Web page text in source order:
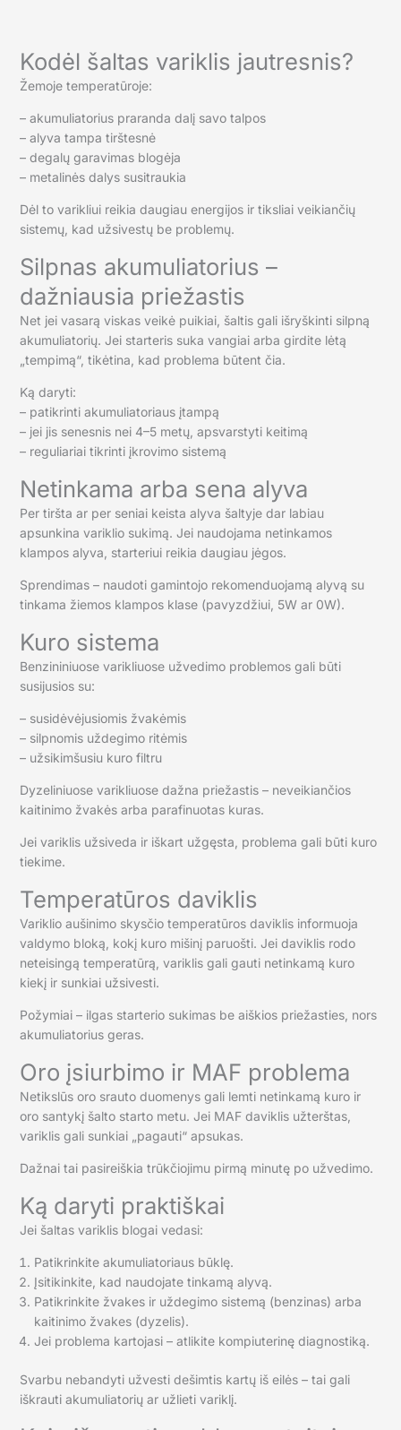
Kodėl šaltas variklis jautresnis?
Žemoje temperatūroje:
– akumuliatorius praranda dalį savo talpos
– alyva tampa tirštesnė
– degalų garavimas blogėja
– metalinės dalys susitraukia
Dėl to varikliui reikia daugiau energijos ir tiksliai veikiančių
sistemų, kad užsivestų be problemų.
Silpnas akumuliatorius –
dažniausia priežastis
Net jei vasarą viskas veikė puikiai, šaltis gali išryškinti silpną
akumuliatorių. Jei starteris suka vangiai arba girdite lėtą
„tempimą“, tikėtina, kad problema būtent čia.
Ką daryti:
– patikrinti akumuliatoriaus įtampą
– jei jis senesnis nei 4–5 metų, apsvarstyti keitimą
– reguliariai tikrinti įkrovimo sistemą
Netinkama arba sena alyva
Per tiršta ar per seniai keista alyva šaltyje dar labiau
apsunkina variklio sukimą. Jei naudojama netinkamos
klampos alyva, starteriui reikia daugiau jėgos.
Sprendimas – naudoti gamintojo rekomenduojamą alyvą su
tinkama žiemos klampos klase (pavyzdžiui, 5W ar 0W).
Kuro sistema
Benzininiuose varikliuose užvedimo problemos gali būti
susijusios su:
– susidėvėjusiomis žvakėmis
– silpnomis uždegimo ritėmis
– užsikimšusiu kuro filtru
Dyzeliniuose varikliuose dažna priežastis – neveikiančios
kaitinimo žvakės arba parafinuotas kuras.
Jei variklis užsiveda ir iškart užgęsta, problema gali būti kuro
tiekime.
Temperatūros daviklis
Variklio aušinimo skysčio temperatūros daviklis informuoja
valdymo bloką, kokį kuro mišinį paruošti. Jei daviklis rodo
neteisingą temperatūrą, variklis gali gauti netinkamą kuro
kiekį ir sunkiai užsivesti.
Požymiai – ilgas starterio sukimas be aiškios priežasties, nors
akumuliatorius geras.
Oro įsiurbimo ir MAF problema
Netikslūs oro srauto duomenys gali lemti netinkamą kuro ir
oro santykį šalto starto metu. Jei MAF daviklis užterštas,
variklis gali sunkiai „pagauti“ apsukas.
Dažnai tai pasireiškia trūkčiojimu pirmą minutę po užvedimo.
Ką daryti praktiškai
Jei šaltas variklis blogai vedasi:
Patikrinkite akumuliatoriaus būklę.
Įsitikinkite, kad naudojate tinkamą alyvą.
Patikrinkite žvakes ir uždegimo sistemą (benzinas) arba
kaitinimo žvakes (dyzelis).
Jei problema kartojasi – atlikite kompiuterinę diagnostiką.
Svarbu nebandyti užvesti dešimtis kartų iš eilės – tai gali
iškrauti akumuliatorių ar užlieti variklį.